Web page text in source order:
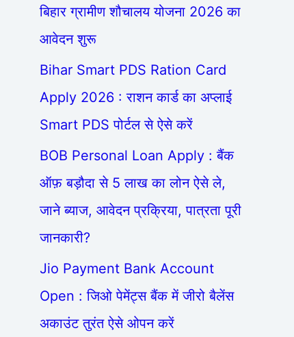
बिहार ग्रामीण शौचालय योजना 2026 का
आवेदन शुरू
Bihar Smart PDS Ration Card
Apply 2026 : राशन कार्ड का अप्लाई
Smart PDS पोर्टल से ऐसे करें
BOB Personal Loan Apply : बैंक
ऑफ़ बड़ौदा से 5 लाख का लोन ऐसे ले,
जाने ब्याज, आवेदन प्रक्रिया, पात्रता पूरी
जानकारी?
Jio Payment Bank Account
Open : जिओ पेमेंट्स बैंक में जीरो बैलेंस
अकाउंट तुरंत ऐसे ओपन करें